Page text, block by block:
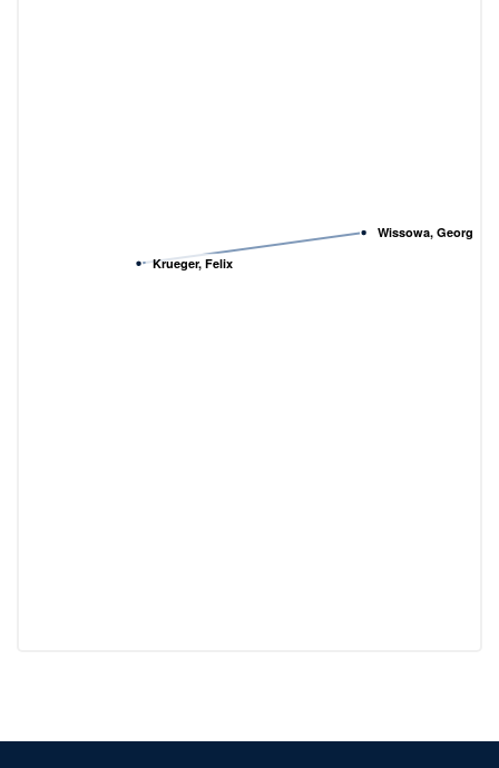
Wissowa, Georg
Krueger, Felix